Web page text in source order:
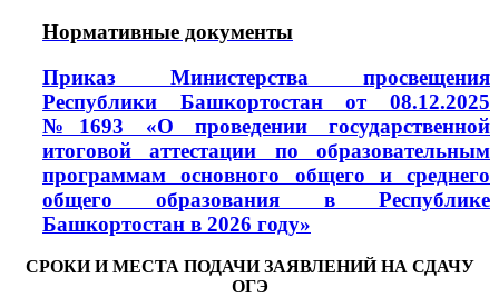
Нормативные документы
Приказ Министерства просвещения
Республики Башкортостан от 08.12.2025
№1693 «О проведении государственной
итоговой аттестации по образовательным
программам основного общего и среднего
общего образования в Республике
Башкортостан в 2026 году»
СРОКИ И МЕСТА ПОДАЧИ ЗАЯВЛЕНИЙ НА СДАЧУ
ОГЭ